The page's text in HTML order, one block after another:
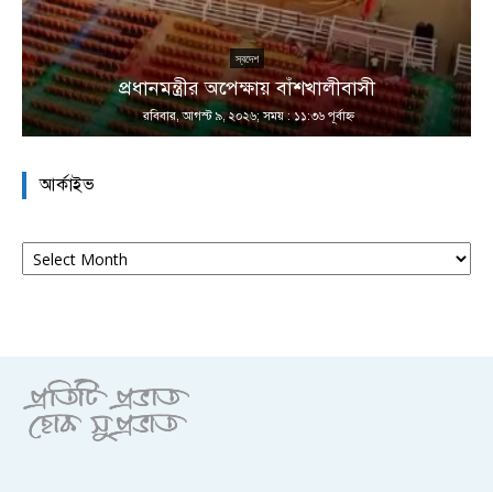
স্বদেশ
প্রধানমন্ত্রীর অপেক্ষায় বাঁশখালীবাসী
রবিবার, আগস্ট ৯, ২০২৬; সময় : ১১:৩৬ পূর্বাহ্ণ
আর্কাইভ
আর্কাইভ